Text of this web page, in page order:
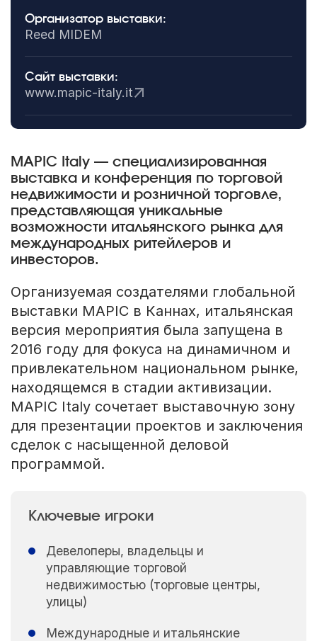
Организатор выставки:
Reed MIDEM
Сайт выставки:
www.mapic-italy.it
MAPIC Italy — специализированная
выставка и конференция по торговой
недвижимости и розничной торговле,
представляющая уникальные
возможности итальянского рынка для
международных ритейлеров и
инвесторов.
Организуемая создателями глобальной
выставки MAPIC в Каннах, итальянская
версия мероприятия была запущена в
2016 году для фокуса на динамичном и
привлекательном национальном рынке,
находящемся в стадии активизации.
MAPIC Italy сочетает выставочную зону
для презентации проектов и заключения
сделок с насыщенной деловой
программой.
Ключевые игроки
Девелоперы, владельцы и
управляющие торговой
недвижимостью (торговые центры,
улицы)
Международные и итальянские